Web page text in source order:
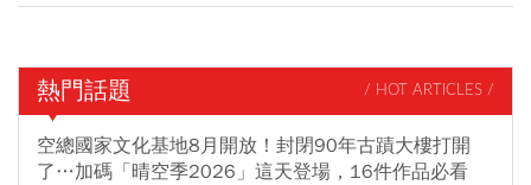
熱門話題 / HOT ARTICLES /
空總國家文化基地8月開放！封閉90年古蹟大樓打開
了…加碼「晴空季2026」這天登場，16件作品必看